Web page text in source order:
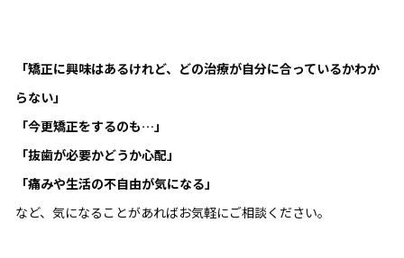
「矯正に興味はあるけれど、どの治療が自分に合っているかわか
らない」
「今更矯正をするのも…」
「抜歯が必要かどうか心配」
「痛みや生活の不自由が気になる」
など、気になることがあればお気軽にご相談ください。